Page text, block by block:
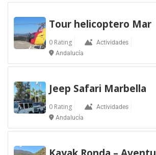
Tour helicoptero Mar
0 Rating
Actividades
Andalucía
Jeep Safari Marbella
0 Rating
Actividades
Andalucía